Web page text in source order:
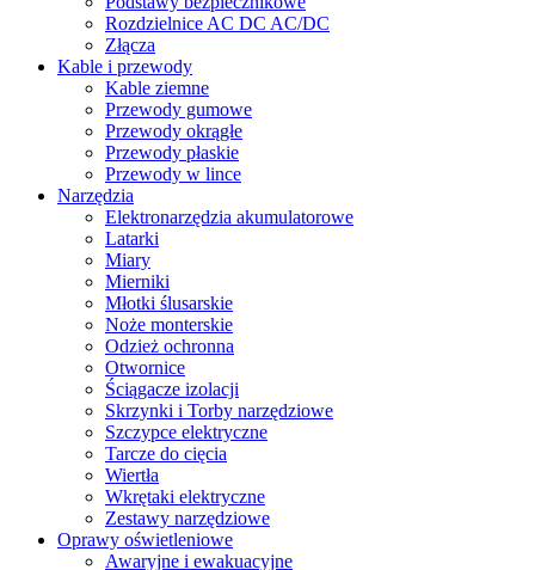
Rozdzielnice AC DC AC/DC
Złącza
Kable i przewody
Kable ziemne
Przewody gumowe
Przewody okrągłe
Przewody płaskie
Przewody w lince
Narzędzia
Elektronarzędzia akumulatorowe
Latarki
Miary
Mierniki
Młotki ślusarskie
Noże monterskie
Odzież ochronna
Otwornice
Ściągacze izolacji
Skrzynki i Torby narzędziowe
Szczypce elektryczne
Tarcze do cięcia
Wiertła
Wkrętaki elektryczne
Zestawy narzędziowe
Oprawy oświetleniowe
Awaryjne i ewakuacyjne